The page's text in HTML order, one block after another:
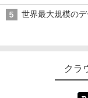
世界最大規模の
クラ